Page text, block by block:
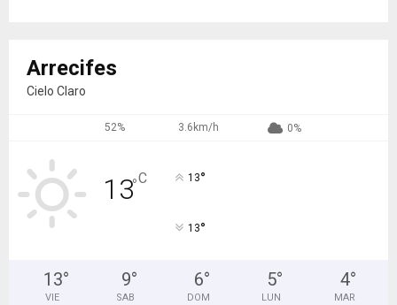
Arrecifes
Cielo Claro
52% 3.6km/h 0%
13°C 13°
13°
13°
VIE
9°
SAB
6°
DOM
5°
LUN
4°
MAR